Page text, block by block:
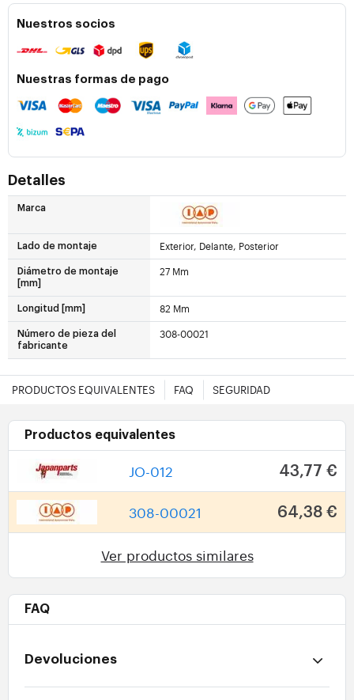
Nuestros socios
Nuestras formas de pago
Detalles
Marca
Lado de montaje Exterior, Delante, Posterior
Diámetro de montaje
[mm]
27 Mm
Longitud [mm] 82 Mm
Número de pieza del
fabricante
308-00021
PRODUCTOS EQUIVALENTES FAQ SEGURIDAD
Productos equivalentes
JO-012 43,77 €
308-00021 64,38 €
Ver productos similares
FAQ
Devoluciones